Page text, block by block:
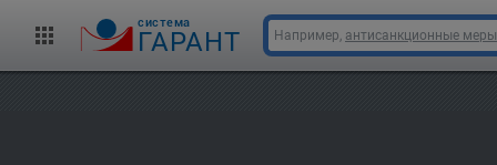
cистема
ГАРАНТ Например, антисанкционные меры